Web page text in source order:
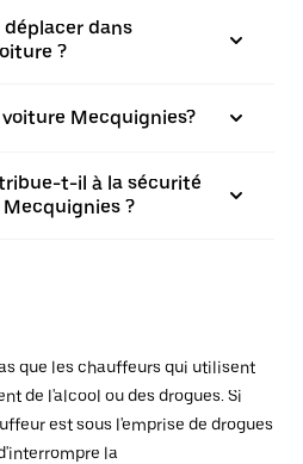
dans
?
Mecquignies?
t-il à la sécurité
?
que les chauffeurs qui utilisent
de l'alcool ou des drogues. Si
est sous l'emprise de drogues
la